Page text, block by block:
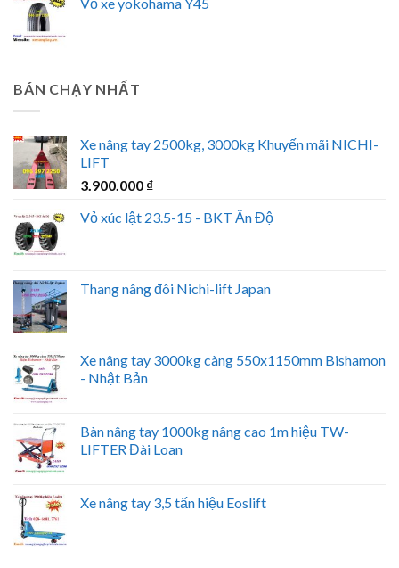
BÁN CHẠY NHẤT
Xe nâng tay 2500kg, 3000kg Khuyến mãi NICHI-
LIFT
3.900.000 ₫
Vỏ xúc lật 23.5-15 - BKT Ấn Độ
Thang nâng đôi Nichi-lift Japan
Xe nâng tay 3000kg càng 550x1150mm Bishamon
- Nhật Bản
Bàn nâng tay 1000kg nâng cao 1m hiệu TW-
LIFTER Đài Loan
Xe nâng tay 3,5 tấn hiệu Eoslift